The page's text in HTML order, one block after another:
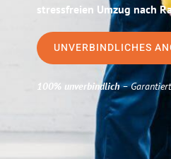
stressfreien Umzug nach
UNVERBINDLICHES
100% unverbindlich–